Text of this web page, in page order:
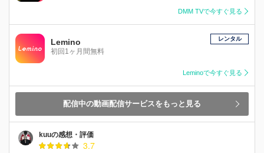
DMM TVで今すぐ見る
Lemino
初回1ヶ月間無料
レンタル
Leminoで今すぐ見る
配信中の動画配信サービスをもっと見る
kuuの感想・評価
3.7